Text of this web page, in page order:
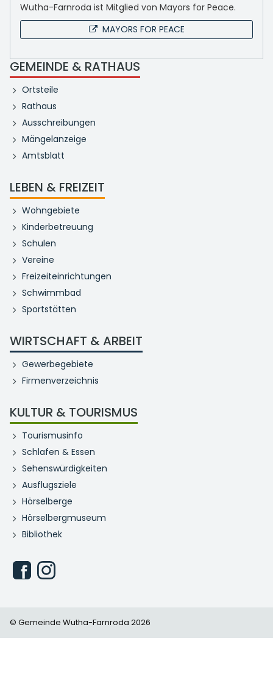
Wutha-Farnroda ist Mitglied von Mayors for Peace.
MAYORS FOR PEACE
GEMEINDE & RATHAUS
Ortsteile
Rathaus
Ausschreibungen
Mängelanzeige
Amtsblatt
LEBEN & FREIZEIT
Wohngebiete
Kinderbetreuung
Schulen
Vereine
Freizeiteinrichtungen
Schwimmbad
Sportstätten
WIRTSCHAFT & ARBEIT
Gewerbegebiete
Firmenverzeichnis
KULTUR & TOURISMUS
Tourismusinfo
Schlafen & Essen
Sehenswürdigkeiten
Ausflugsziele
Hörselberge
Hörselbergmuseum
Bibliothek
© Gemeinde Wutha-Farnroda 2026